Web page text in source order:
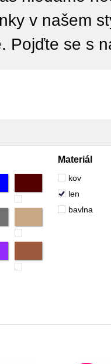
v našem
Pojďte se s
Materiál
kov
len
bavlna